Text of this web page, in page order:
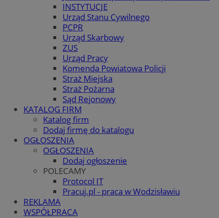
INSTYTUCJE
Urząd Stanu Cywilnego
PCPR
Urząd Skarbowy
ZUS
Urząd Pracy
Komenda Powiatowa Policji
Straż Miejska
Straż Pożarna
Sąd Rejonowy
KATALOG FIRM
Katalog firm
Dodaj firmę do katalogu
OGŁOSZENIA
OGŁOSZENIA
Dodaj ogłoszenie
POLECAMY
Protocol IT
Pracuj.pl - praca w Wodzisławiu
REKLAMA
WSPÓŁPRACA